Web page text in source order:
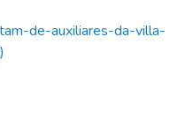
de-auxiliares-da-villa-